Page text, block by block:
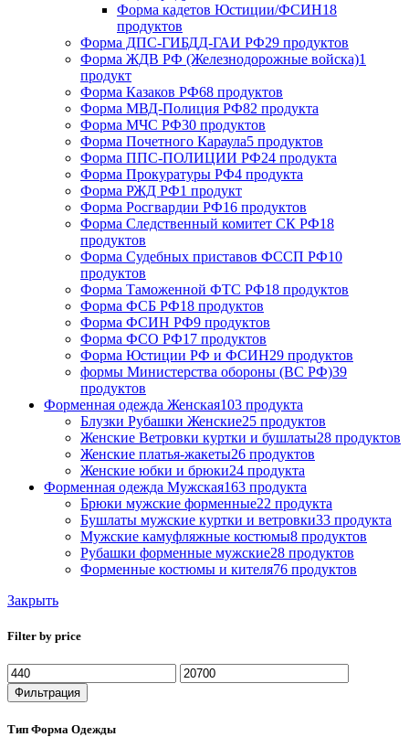
Форма кадетов Юстиции/ФСИН18
продуктов
Форма ДПС-ГИБДД-ГАИ РФ29 продуктов
Форма ЖДВ РФ (Железнодорожные войска)1
продукт
Форма Казаков РФ68 продуктов
Форма МВД-Полиция РФ82 продукта
Форма МЧС РФ30 продуктов
Форма Почетного Караула5 продуктов
Форма ППС-ПОЛИЦИИ РФ24 продукта
Форма Прокуратуры РФ4 продукта
Форма РЖД РФ1 продукт
Форма Росгвардии РФ16 продуктов
Форма Следственный комитет СК РФ18
продуктов
Форма Судебных приставов ФССП РФ10
продуктов
Форма Таможенной ФТС РФ18 продуктов
Форма ФСБ РФ18 продуктов
Форма ФСИН РФ9 продуктов
Форма ФСО РФ17 продуктов
Форма Юстиции РФ и ФСИН29 продуктов
формы Министерства обороны (ВС РФ)39
продуктов
Форменная одежда Женская103 продукта
Блузки Рубашки Женские25 продуктов
Женские Ветровки куртки и бушлаты28 продуктов
Женские платья-жакеты26 продуктов
Женские юбки и брюки24 продукта
Форменная одежда Мужская163 продукта
Брюки мужские форменные22 продукта
Бушлаты мужские куртки и ветровки33 продукта
Мужские камуфляжные костюмы8 продуктов
Рубашки форменные мужские28 продуктов
Форменные костюмы и кителя76 продуктов
Закрыть
Filter by price
Минимальная
цена
Максимальная
цена
Фильтрация
Тип Форма Одежды